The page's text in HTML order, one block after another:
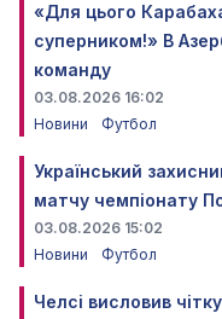
«Для цього
суперником!» В
команду
03.08.2026 16:02
Новини
Футбол
Український
матчу чемпіонату
03.08.2026 15:02
Новини
Футбол
Челсі висловив